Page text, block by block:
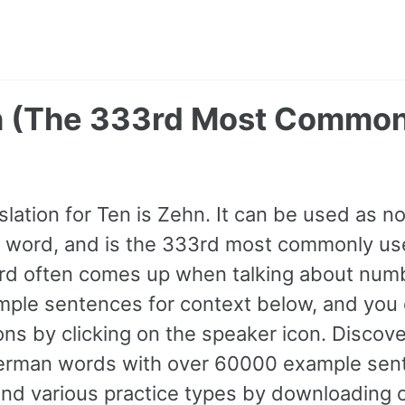
(The 333rd Most
for Ten is Zehn. It can be used as
word, and is the 333rd most commonly
often comes up when talking about
sentences for context below, and
by clicking on the speaker icon.
words with over 60000 example
various practice types by downloading